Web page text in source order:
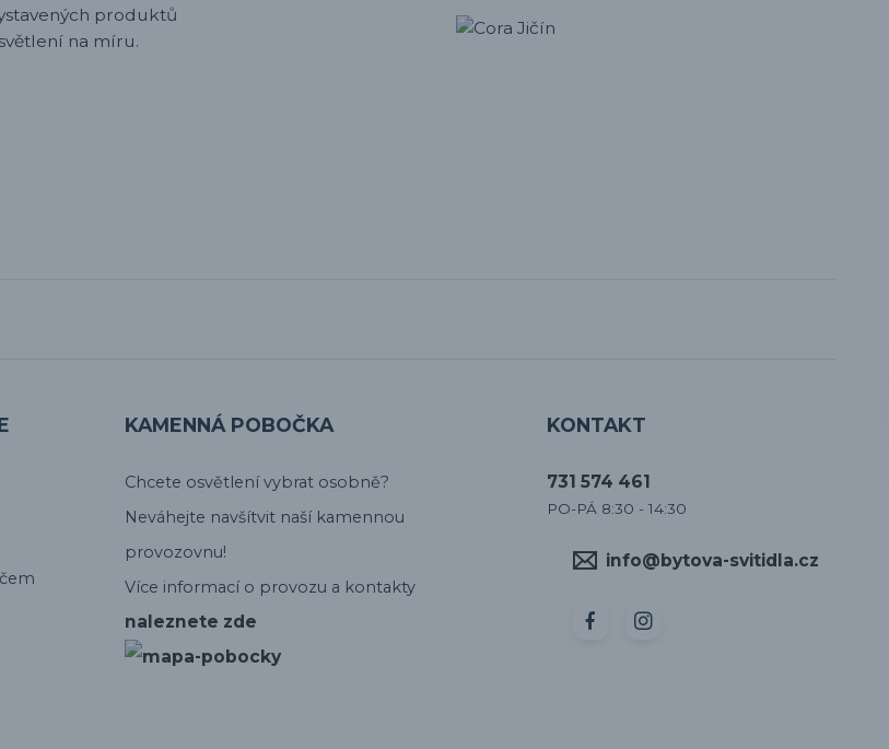
produktů
na míru.
KAMENNÁ POBOČKA
Chcete osvětlení vybrat osobně?
Neváhejte navšítvit naší kamennou
provozovnu!
Více informací o provozu a kontakty
naleznete zde
KONTAKT
731 574 461
PO-PÁ 8:30 - 14:30
info@bytova-svitidla.cz